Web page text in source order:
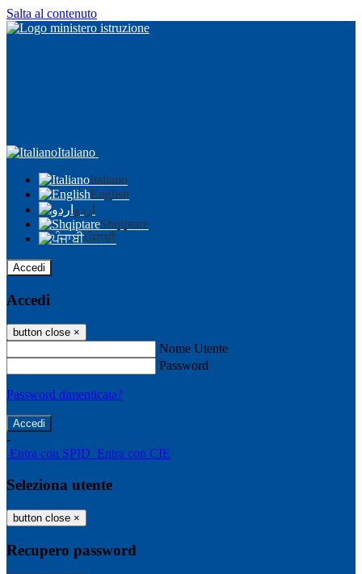
Salta al contenuto
Italiano
Italiano
English
اردو
Shqiptare
ਪੰਜਾਬੀ
Accedi
Accedi
button close ×
Nome Utente
Password
Password dimenticata?
-
Entra con SPID Entra con CIE
Seleziona utente
button close ×
Recupero password